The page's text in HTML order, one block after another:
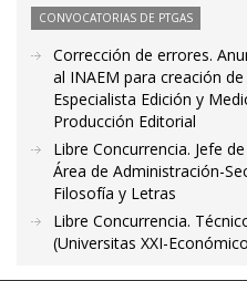
CONVOCATORIAS DE PTGAS
Corrección de errores.
al INAEM para creación
Especialista Edición y
Producción Editorial
Libre Concurrencia. Jefe
Área de Administración-
Filosofía y Letras
Libre Concurrencia.
(Universitas XXI-